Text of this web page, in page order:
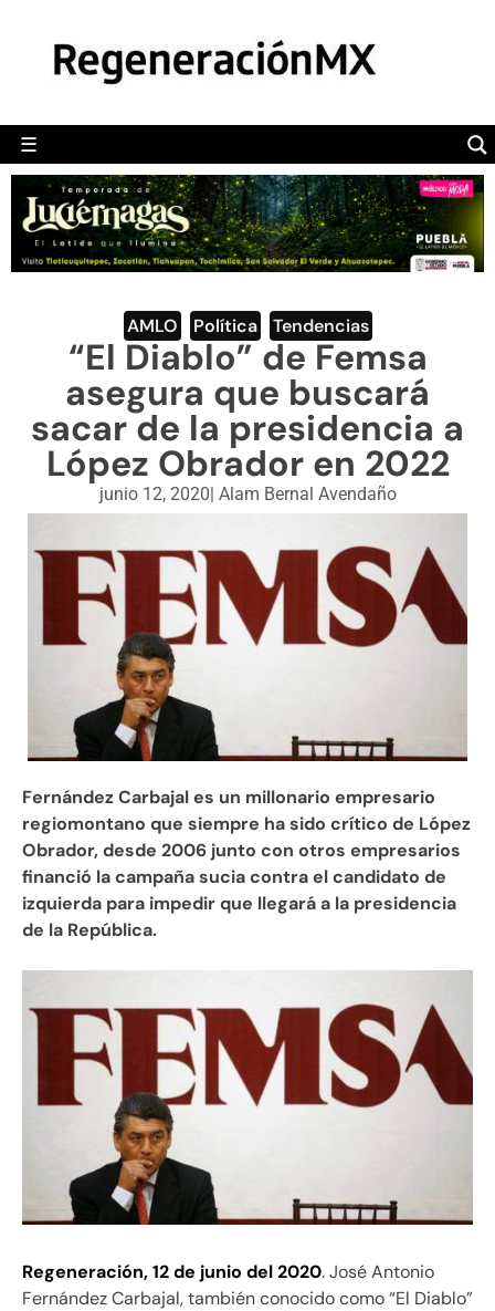
☰
POLÍTICA
CAMALEÓN
OPINIÓN
DEPORTES
ENGLISH SECTION
VIDEOS
AMLO Política Tendencias
“El Diablo” de Femsa
asegura que buscará
sacar de la presidencia a
López Obrador en 2022
junio 12, 2020| Alam Bernal Avendaño
Fernández Carbajal es un millonario empresario
regiomontano que siempre ha sido crítico de López
Obrador, desde 2006 junto con otros empresarios
financió la campaña sucia contra el candidato de
izquierda para impedir que llegará a la presidencia
de la República.
Regeneración, 12 de junio del 2020. José Antonio
Fernández Carbajal, también conocido como “El Diablo”